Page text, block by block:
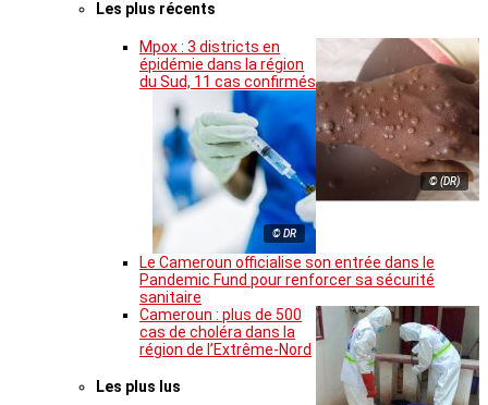
Les plus récents
© (DR)
Mpox : 3 districts en
épidémie dans la région
du Sud, 11 cas confirmés
© DR
Le Cameroun officialise son entrée dans le
Pandemic Fund pour renforcer sa sécurité
sanitaire
Cameroun : plus de 500
cas de choléra dans la
région de l’Extrême-Nord
Les plus lus